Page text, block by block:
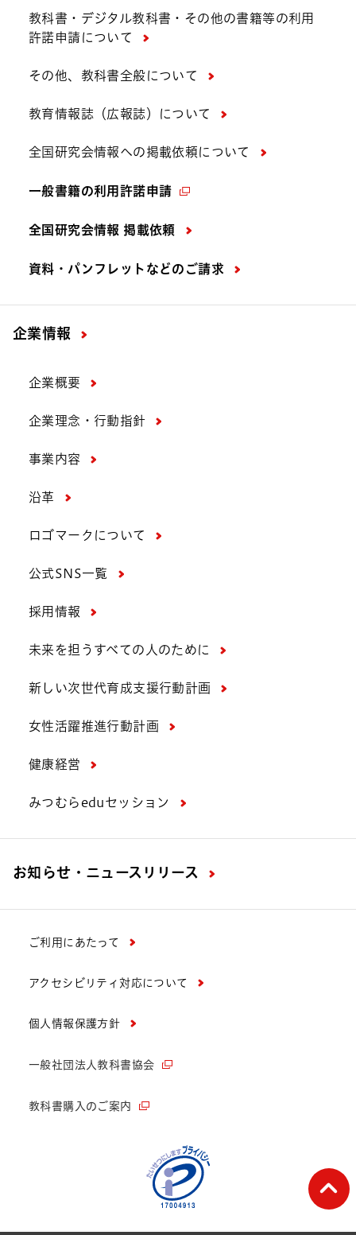
教科書・デジタル教科書・その他の書籍等の利用
許諾申請について
その他、教科書全般について
教育情報誌（広報誌）について
全国研究会情報への掲載依頼について
一般書籍の利用許諾申請
全国研究会情報 掲載依頼
資料・パンフレットなどの ご請求
企業情報
企業概要
企業理念・行動指針
事業内容
沿革
ロゴマークについて
公式SNS一覧
採用情報
未来を担うすべての人のために
新しい次世代育成支援行動計画
女性活躍推進行動計画
健康経営
みつむらeduセッション
お知らせ・ニュースリリース
ご利用にあたって
アクセシビリティ対応について
個人情報保護方針
一般社団法人教科書協会
教科書購入のご案内
ペ